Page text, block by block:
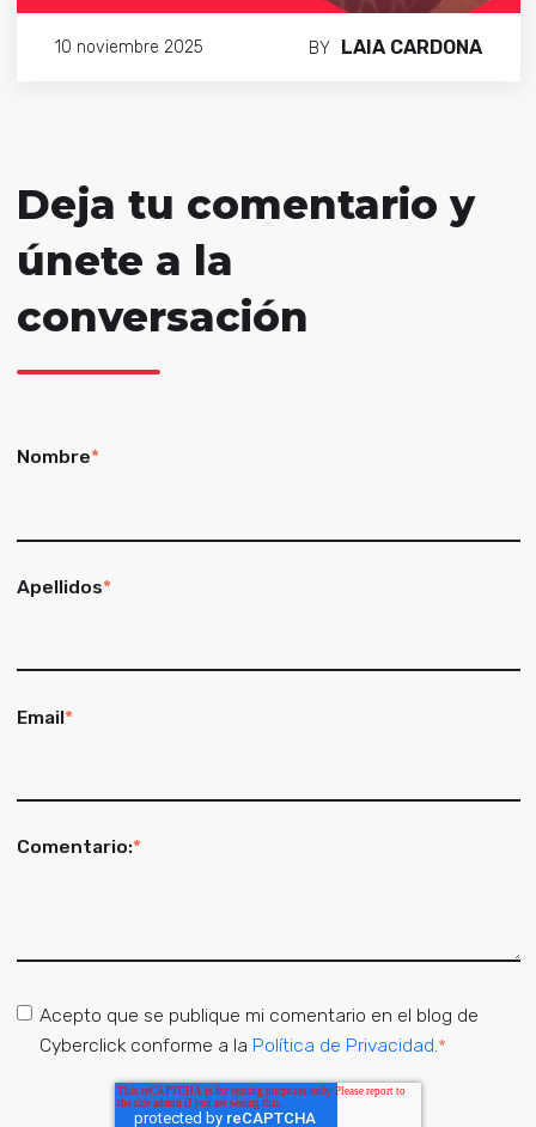
10 noviembre 2025 BY LAIA CARDONA
Deja tu comentario y
únete a la
conversación
Nombre*
Apellidos*
Email*
Comentario:*
Acepto que se publique mi comentario en el blog de
Cyberclick conforme a la Política de Privacidad.*